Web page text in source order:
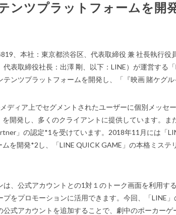
ンツプラットフォームを開
、本社：東京都渋谷区、代表取締役 兼 社長執行役
表取締役社長：出澤 剛、以下：LINE）が運営する
テンツプラットフォームを開発し、「『映画 賭ケグ
ディア上でセグメントされたユーザーに個別メッセ
を開発し、多くのクライアントに提供しています。
」の認定*1を受けています。2018年11月には「
を開発*2し、「LINE QUICK GAME」の本格ミステ
、公式アカウントとの1対１のトーク画面を利用す
プをプロモーションに活用できます。今回、「LINE
式アカウントを追加することで、劇中のポーカー